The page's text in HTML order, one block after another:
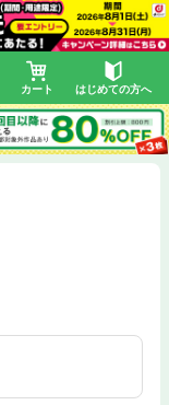
カート はじめての方へ